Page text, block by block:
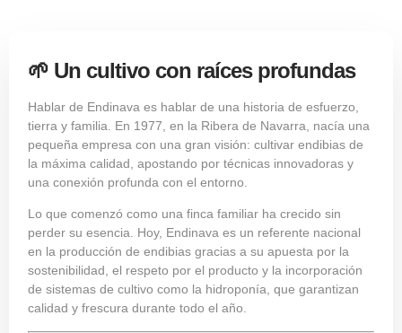
🌱 Un cultivo con raíces profundas
Hablar de Endinava es hablar de una historia de esfuerzo,
tierra y familia. En 1977, en la Ribera de Navarra, nacía una
pequeña empresa con una gran visión: cultivar endibias de
la máxima calidad, apostando por técnicas innovadoras y
una conexión profunda con el entorno.
Lo que comenzó como una finca familiar ha crecido sin
perder su esencia. Hoy, Endinava es un referente nacional
en la producción de endibias gracias a su apuesta por la
sostenibilidad, el respeto por el producto y la incorporación
de sistemas de cultivo como la hidroponía, que garantizan
calidad y frescura durante todo el año.